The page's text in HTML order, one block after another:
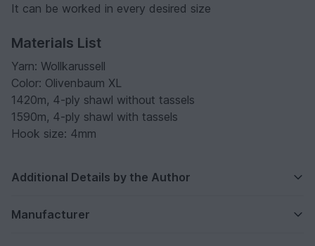
It can be worked in every desired size
Materials List
Yarn: Wollkarussell
Color: Olivenbaum XL
1420m, 4-ply shawl without tassels
1590m, 4-ply shawl with tassels
Hook size: 4mm
Additional Details by the Author
Manufacturer